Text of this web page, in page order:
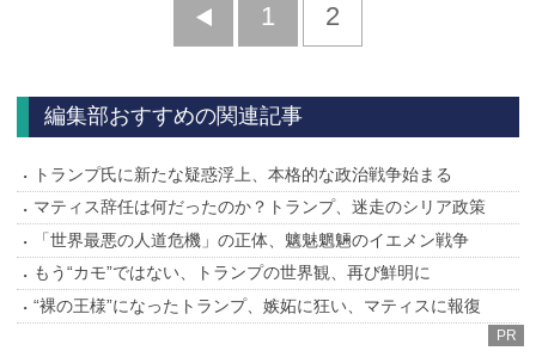
前
1 2
編集部おすすめの関連記事
トランプ氏に新たな疑惑浮上、本格的な政治戦争始まる
マティス辞任は何だったのか？トランプ、迷走のシリア政策
「世界最悪の人道危機」の正体、魑魅魍魎のイエメン戦争
もう“カモ”ではない、トランプの世界観、再び鮮明に
“裸の王様”になったトランプ、嫉妬に狂い、マティスに報復
PR